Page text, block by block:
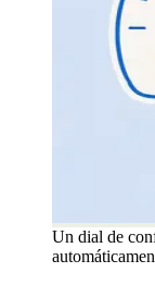
Un dial de